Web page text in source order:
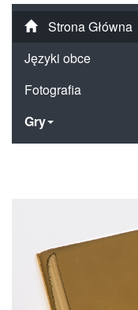
Strona Główna
Języki obce
Fotografia
Gry